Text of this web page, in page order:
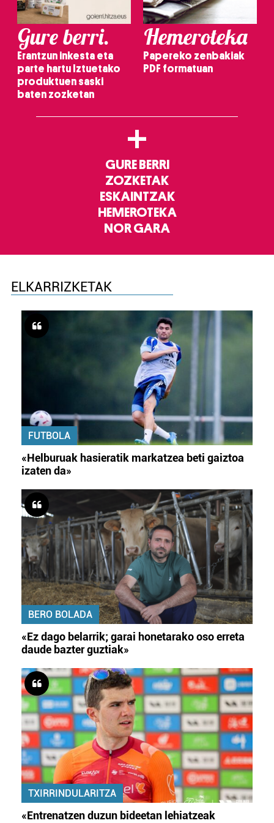
Gure berri.
Erantzun inkesta eta
parte hartu Iztuetako
produktuen saski
baten zozketan
Hemeroteka
Papereko zenbakiak
PDF formatuan
+
GURE BERRI
ZOZKETAK
ESKAINTZAK
HEMEROTEKA
NOR GARA
ELKARRIZKETAK
FUTBOLA
«Helburuak hasieratik markatzea beti gaiztoa
izaten da»
BERO BOLADA
«Ez dago belarrik; garai honetarako oso erreta
daude bazter guztiak»
TXIRRINDULARITZA
«Entrenatzen duzun bideetan lehiatzeak